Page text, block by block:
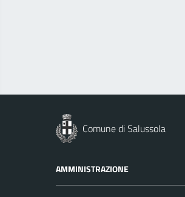
Comune di Salussola
AMMINISTRAZIONE